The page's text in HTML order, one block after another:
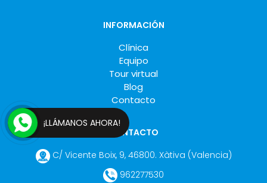
INFORMACIÓN
Clínica
Equipo
Tour virtual
Blog
Contacto
CONTACTO
C/ Vicente Boix, 9, 46800. Xàtiva (Valencia)
962277530
¡LLÁMANOS AHORA!